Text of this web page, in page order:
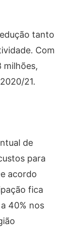
tanto
Com
milhões,
21.
de
para
acordo
fica
40% nos